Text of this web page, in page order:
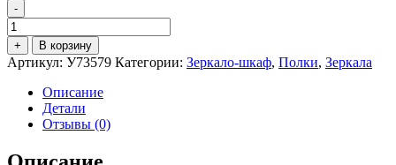
-
Количество
товара
Зеркало
Glace
140*65
+ В корзину
Артикул: У73579 Категории: Зеркало-шкаф, Полки, Зеркала
Описание
Детали
Отзывы (0)